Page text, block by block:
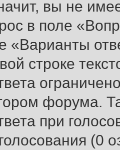
вы не
в поле
«Варианты
строке
форума.
при
(0